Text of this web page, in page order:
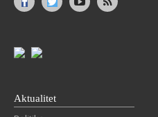
Aktualitet